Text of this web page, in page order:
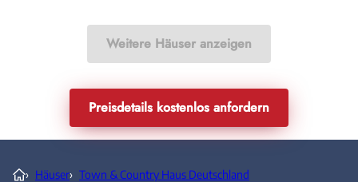
Weitere Häuser anzeigen
Preisdetails kostenlos anfordern
› Häuser› Town & Country Haus Deutschland